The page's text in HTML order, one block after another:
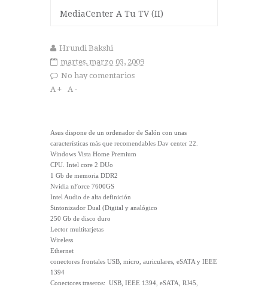
MediaCenter A Tu TV (II)
Hrundi Bakshi
martes, marzo 03, 2009
No hay comentarios
A +
A -
Asus dispone de un ordenador de Salón con unas
características más que recomendables Dav center 22.
Windows Vista Home Premium
CPU. Intel core 2 DUo
1 Gb de memoria DDR2
Nvidia nForce 7600GS
Intel Audio de alta definición
Sintonizador Dual (Digital y analógico
250 Gb de disco duro
Lector multitarjetas
Wireless
Ethernet
conectores frontales USB, micro, auriculares, eSATA y IEEE
1394
Conectores traseros: USB, IEEE 1394, eSATA, RJ45,